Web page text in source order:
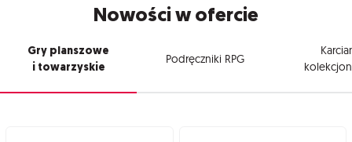
Nowości w ofercie
Gry planszowe
i towarzyskie
Podręczniki RPG